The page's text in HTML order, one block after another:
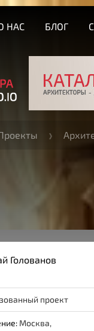
НАС БЛОГ
Голованов
проект
Москва,